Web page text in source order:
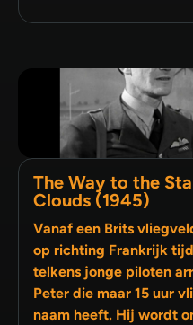
The Way to the
Clouds (1945)
Vanaf een Brits
op richting Frankrijk
telkens jonge piloten arriveren. Eén daarvan is
Peter die maar 15 uur
naam heeft. Hij wordt onder de hoede genomen